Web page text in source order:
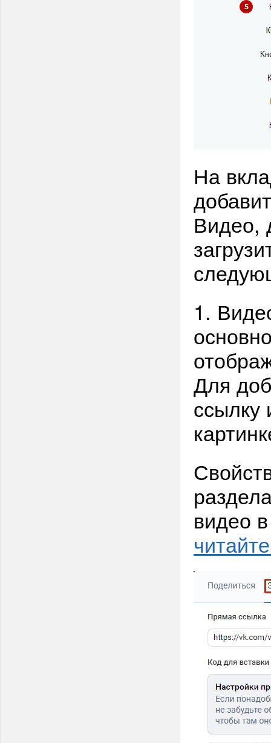
На
Видео,
1.
Для
ссылку
видео